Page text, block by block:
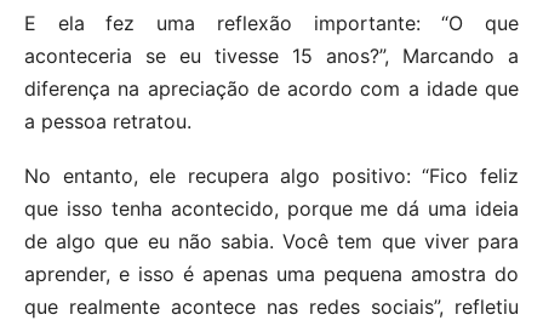
E ela fez uma reflexão importante: “O que
aconteceria se eu tivesse 15 anos?”, Marcando a
diferença na apreciação de acordo com a idade que
a pessoa retratou.
No entanto, ele recupera algo positivo: “Fico feliz
que isso tenha acontecido, porque me dá uma ideia
de algo que eu não sabia. Você tem que viver para
aprender, e isso é apenas uma pequena amostra do
que realmente acontece nas redes sociais”, refletiu